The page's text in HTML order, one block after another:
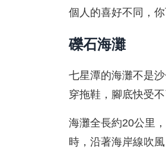
個人的喜好不同，你
礫石海灘
七星潭的海灘不是
穿拖鞋，腳底快受
海灘全長約20公里
時，沿著海岸線吹風